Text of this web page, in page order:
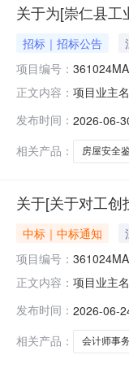
关于为[崇仁县
招标｜招标公告
项目编号：
正文内容： 项目业主
于印发“建
全鉴定
发布时间： 2026-06-
相关产品：
房屋安全
关于[关于对工
中标｜中标通知
项目编号：
正文内容： 项目业主
则上不超
发布时间： 2026-06-
相关产品：
会计师事